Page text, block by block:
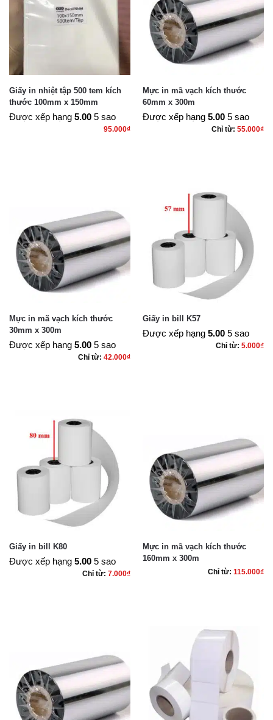
Giấy in nhiệt tập 500 tem kích
thước 100mm x 150mm
Được xếp hạng 5.00 5 sao
95.000₫
Mực in mã vạch kích thước
60mm x 300m
Được xếp hạng 5.00 5 sao
Chỉ từ: 55.000₫
Mực in mã vạch kích thước
30mm x 300m
Được xếp hạng 5.00 5 sao
Chỉ từ: 42.000₫
Giấy in bill K57
Được xếp hạng 5.00 5 sao
Chỉ từ: 5.000₫
Giấy in bill K80
Được xếp hạng 5.00 5 sao
Chỉ từ: 7.000₫
Mực in mã vạch kích thước
160mm x 300m
Chỉ từ: 115.000₫